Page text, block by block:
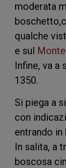
moderata
qualche
e sul
Infine, va a
1350.
Si piega a
con
entrando
In salita, a
boscosa